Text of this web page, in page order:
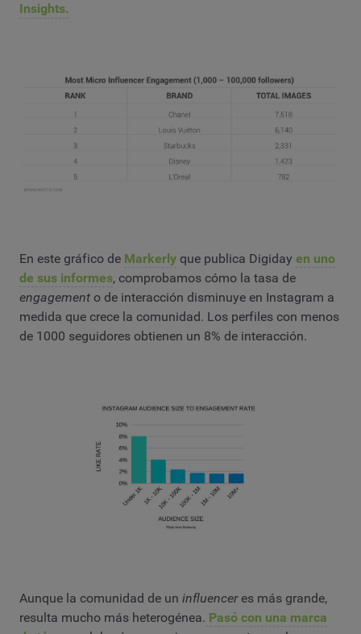
Insights.
En este gráfico de Markerly que publica Digiday en uno
de sus informes, comprobamos cómo la tasa de
engagement o de interacción disminuye en Instagram a
medida que crece la comunidad. Los perfiles con menos
de 1000 seguidores obtienen un 8% de interacción.
Aunque la comunidad de un influenceres más grande,
resulta mucho más heterogénea. Pasó con una marca